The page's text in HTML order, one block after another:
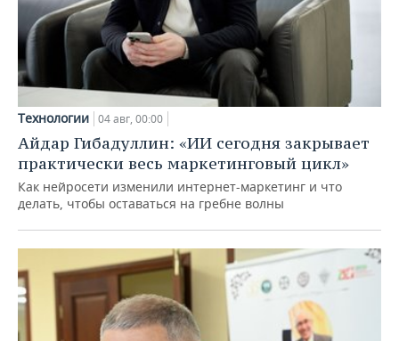
Технологии 04 авг, 00:00
Айдар Гибадуллин: «ИИ сегодня закрывает
практически весь маркетинговый цикл»
Как нейросети изменили интернет-маркетинг и что
делать, чтобы оставаться на гребне волны